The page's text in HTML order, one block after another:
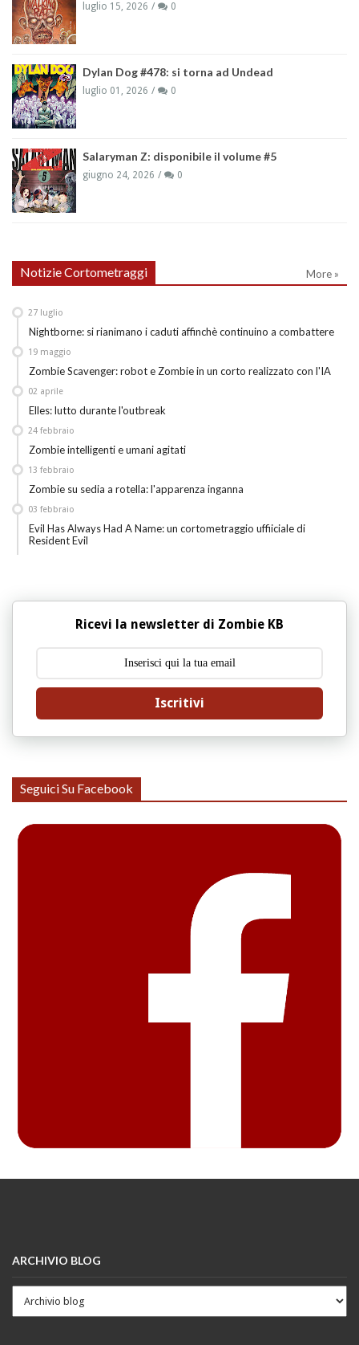
luglio 15, 2026 0
Dylan Dog #478: si torna ad Undead
luglio 01, 2026 0
Salaryman Z: disponibile il volume #5
giugno 24, 2026 0
Notizie Cortometraggi More »
Nightborne: si rianimano i caduti affinchè continuino a combattere
27 luglio
Zombie Scavenger: robot e Zombie in un corto realizzato con l'IA
19 maggio
Elles: lutto durante l'outbreak
02 aprile
Zombie intelligenti e umani agitati
24 febbraio
Zombie su sedia a rotella: l'apparenza inganna
13 febbraio
Evil Has Always Had A Name: un cortometraggio uffiiciale di
Resident Evil
03 febbraio
Ricevi la newsletter di Zombie KB
Iscritivi
Seguici Su Facebook
ARCHIVIO BLOG